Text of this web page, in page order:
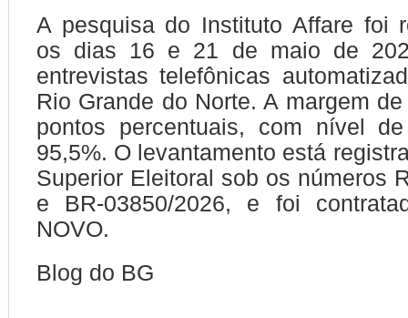
A pesquisa do Instituto Affare foi
os dias 16 e 21 de maio de
entrevistas telefônicas
Rio Grande do Norte. A margem
pontos percentuais, com nível
95,5%. O levantamento está
Superior Eleitoral sob os números
e BR-03850/2026, e foi
NOVO.
Blog do BG